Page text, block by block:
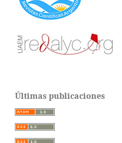
Últimas publicaciones